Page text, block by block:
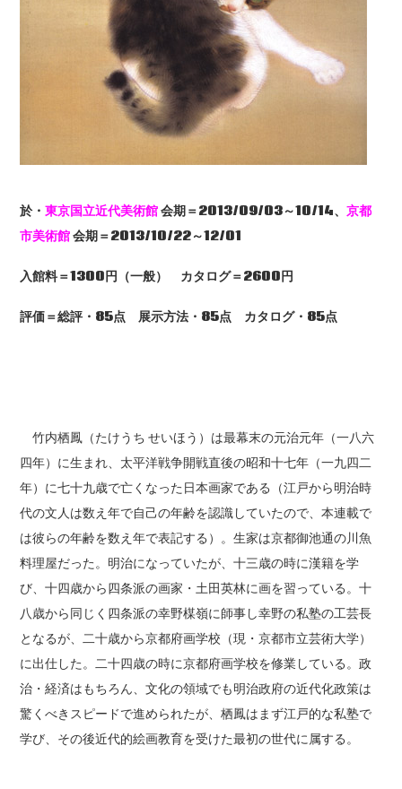
於・東京国立近代美術館会期＝2013/09/03～10/14、京都
市美術館会期＝2013/10/22～12/01
入館料＝1300円（一般） カタログ＝2600円
評価＝総評・85点 展示方法・85点 カタログ・85点
竹内栖鳳（たけうち せいほう）は最幕末の元治元年（一八六
四年）に生まれ、太平洋戦争開戦直後の昭和十七年（一九四二
年）に七十九歳で亡くなった日本画家である（江戸から明治時
代の文人は数え年で自己の年齢を認識していたので、本連載で
は彼らの年齢を数え年で表記する）。生家は京都御池通の川魚
料理屋だった。明治になっていたが、十三歳の時に漢籍を学
び、十四歳から四条派の画家・土田英林に画を習っている。十
八歳から同じく四条派の幸野楳嶺に師事し幸野の私塾の工芸長
となるが、二十歳から京都府画学校（現・京都市立芸術大学）
に出仕した。二十四歳の時に京都府画学校を修業している。政
治・経済はもちろん、文化の領域でも明治政府の近代化政策は
驚くべきスピードで進められたが、栖鳳はまず江戸的な私塾で
学び、その後近代的絵画教育を受けた最初の世代に属する。